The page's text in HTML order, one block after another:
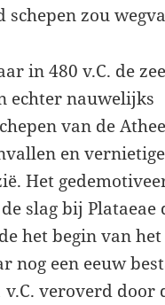
zou
in 480 v.C. de
echter nauwelijks
van de
en
Het
slag bij
het begin van
nog een eeuw
veroverd door